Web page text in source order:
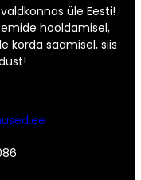
üle Eesti!
hooldamisel,
korda saamisel, siis